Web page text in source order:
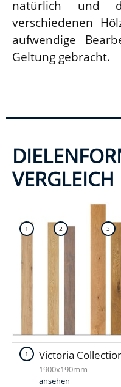
natürlich und
verschiedenen
aufwendige
Geltung gebracht.
VERGLEICH
1 2 3
1 Victoria
1900x190mm
ansehen